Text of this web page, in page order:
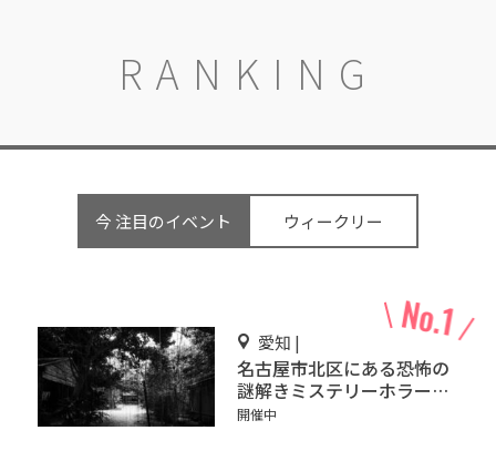
RANKING
今 注目のイベント ウィークリー
愛知 |
名古屋市北区にある恐怖の
謎解きミステリーホラー
「エモい家」あなたは行き
開催中